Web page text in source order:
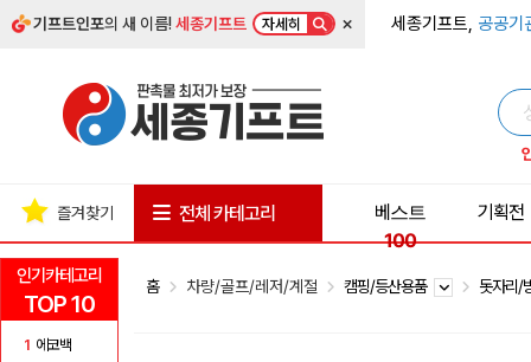
기프트인포의 새 이름!세종기프트 자세히 × 세종기프트, 공공기
인기카테고리
TOP 10
1 에코백
즐겨찾기 전체 카테고리
베스트
100
기획전
홈 차량/골프/레저/계절 캠핑/등산용품 돗자리/